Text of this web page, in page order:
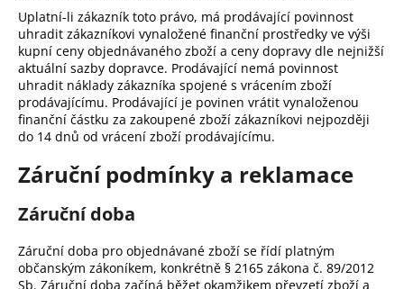
Uplatní-li zákazník toto právo, má prodávající povinnost
uhradit zákazníkovi vynaložené finanční prostředky ve výši
kupní ceny objednávaného zboží a ceny dopravy dle nejnižší
aktuální sazby dopravce. Prodávající nemá povinnost
uhradit náklady zákazníka spojené s vrácením zboží
prodávajícímu. Prodávající je povinen vrátit vynaloženou
finanční částku za zakoupené zboží zákazníkovi nejpozději
do 14 dnů od vrácení zboží prodávajícímu.
Záruční podmínky a reklamace
Záruční doba
Záruční doba pro objednávané zboží se řídí platným
občanským zákoníkem, konkrétně § 2165 zákona č. 89/2012
Sb. Záruční doba začíná běžet okamžikem převzetí zboží a